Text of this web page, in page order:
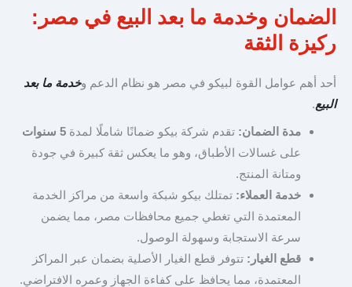
الضمان وخدمة ما بعد البيع في مصر:
ركيزة الثقة
أحد أهم عوامل القوة لبيكو في مصر هو نظام الدعم وخدمة ما بعد
البيع.
مدة الضمان: تقدم شركة بيكو ضمانًا شاملًا لمدة 5 سنوات
على غسالات الأطباق، وهو ما يعكس ثقة كبيرة في جودة
ومتانة المنتج.
خدمة العملاء: تمتلك بيكو شبكة واسعة من مراكز الخدمة
المعتمدة التي تغطي جميع محافظات مصر، مما يضمن
سرعة الاستجابة وسهولة الوصول.
قطع الغيار: تتوفر قطع الغيار الأصلية بضمان عبر المراكز
المعتمدة، مما يحافظ على كفاءة الجهاز وعمره الافتراضي.